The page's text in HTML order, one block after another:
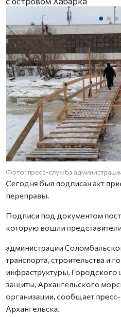
Фото: пресс-служба
Сегодня был подписан акт
переправы.
Подписи под документом
которую вошли представители
администрации
транспорта, строительства и
инфраструктуры, Городского
защиты, Архангельского
организации, сообщает
Архангельска.